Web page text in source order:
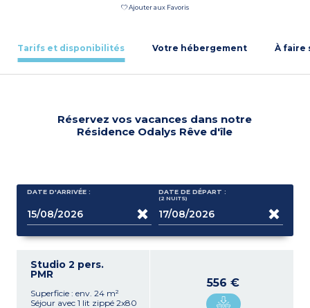
Ajouter aux Favoris
Tarifs et disponibilités Votre hébergement À faire
Réservez vos vacances dans notre
Résidence Odalys Rêve d'île
DATE D'ARRIVÉE : DATE DE DÉPART :
(2 NUITS)
Studio 2 pers.
PMR
Superficie : env. 24 m²
Séjour avec 1 lit zippé 2x80
556 €